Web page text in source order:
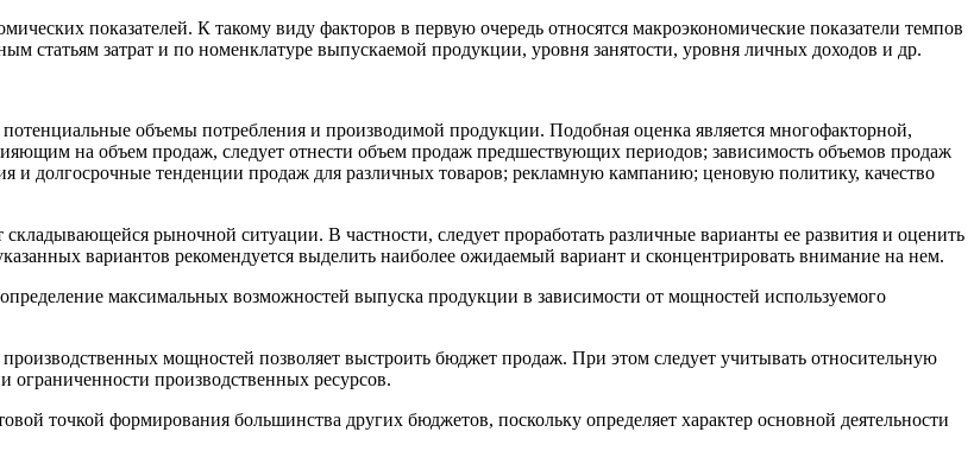
показателей. К такому виду факторов в первую очередь относятся макроэкономические показатели темпов
статьям затрат и по номенклатуре выпускаемой продукции, уровня занятости, уровня личных доходов и др.
объемы потребления и производимой продукции. Подобная оценка является многофакторной,
на объем продаж, следует отнести объем продаж предшествующих периодов; зависимость объемов продаж
и долгосрочные тенденции продаж для различных товаров; рекламную кампанию; ценовую политику, качество
рыночной ситуации. В частности, следует проработать различные варианты ее развития и оценить
вариантов рекомендуется выделить наиболее ожидаемый вариант и сконцентрировать внимание на нем.
максимальных возможностей выпуска продукции в зависимости от мощностей используемого
мощностей позволяет выстроить бюджет продаж. При этом следует учитывать относительную
производственных ресурсов.
точкой формирования большинства других бюджетов, поскольку определяет характер основной деятельности